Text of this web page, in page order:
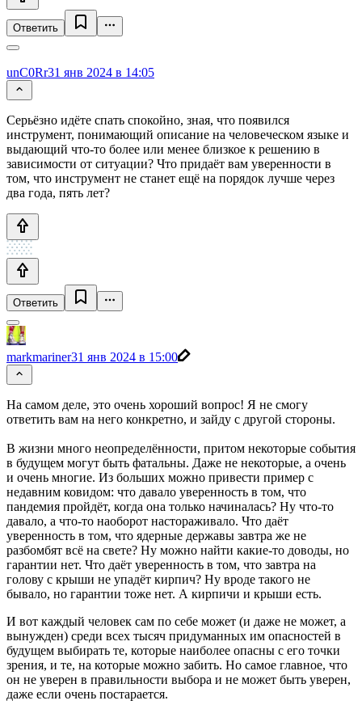
Ответить
unC0Rr31 янв 2024 в 14:05
Серьёзно идёте спать спокойно, зная, что появился
инструмент, понимающий описание на человеческом языке и
выдающий что-то более или менее близкое к решению в
зависимости от ситуации? Что придаёт вам уверенности в
том, что инструмент не станет ещё на порядок лучше через
два года, пять лет?
Ответить
markmariner31 янв 2024 в 15:00
На самом деле, это очень хороший вопрос! Я не смогу
ответить вам на него конкретно, и зайду с другой стороны.
В жизни много неопределённости, притом некоторые события
в будущем могут быть фатальны. Даже не некоторые, а очень
и очень многие. Из больших можно привести пример с
недавним ковидом: что давало уверенность в том, что
пандемия пройдёт, когда она только начиналась? Ну что-то
давало, а что-то наоборот настораживало. Что даёт
уверенность в том, что ядерные державы завтра же не
разбомбят всё на свете? Ну можно найти какие-то доводы, но
гарантии нет. Что даёт уверенность в том, что завтра на
голову с крыши не упадёт кирпич? Ну вроде такого не
бывало, но гарантии тоже нет. А кирпичи и крыши есть.
И вот каждый человек сам по себе может (и даже не может, а
вынужден) среди всех тысяч придуманных им опасностей в
будущем выбирать те, которые наиболее опасны с его точки
зрения, и те, на которые можно забить. Но самое главное, что
он не уверен в правильности выбора и не может быть уверен,
даже если очень постарается.